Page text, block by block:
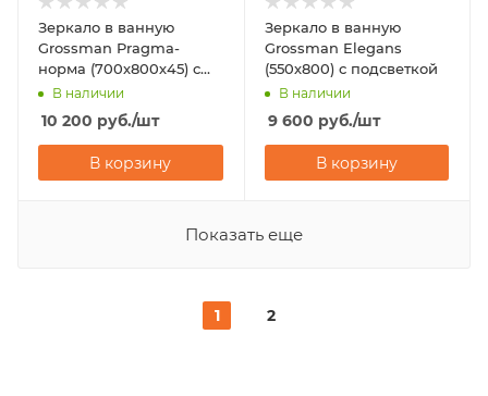
Зеркало в ванную
Grossman Pragma-
норма (700х800х45) с
подсветкой
В наличии
10 200 руб./шт
В корзину
Зеркало в ванную
Grossman Elegans
(550х800) с подсветкой
В наличии
9 600 руб./шт
В корзину
Показать еще
1 2